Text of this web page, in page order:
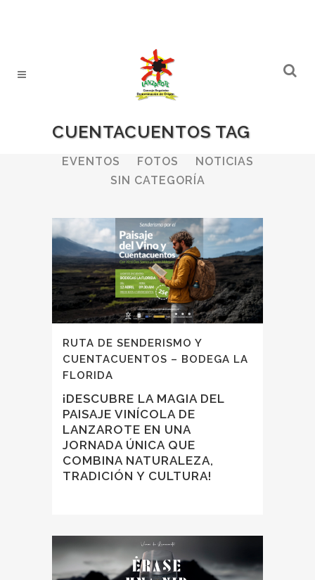
CUENTACUENTOS TAG
ALL BODEGAS
BOLETINES
EVENTOS
FOTOS
NOTICIAS
SIN CATEGORÍA
RUTA DE SENDERISMO Y
CUENTACUENTOS – BODEGA LA
FLORIDA
¡DESCUBRE LA MAGIA DEL
PAISAJE VINÍCOLA DE
LANZAROTE EN UNA
JORNADA ÚNICA QUE
COMBINA NATURALEZA,
TRADICIÓN Y CULTURA!